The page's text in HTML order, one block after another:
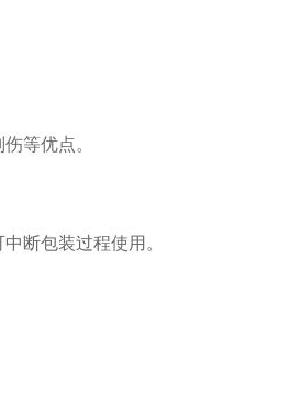
等优点。
断包装过程使用。